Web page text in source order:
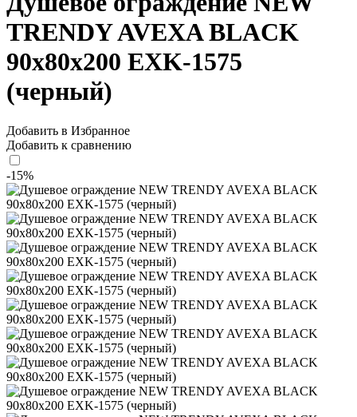
TRENDY AVEXA BLACK
90x80x200 EXK-1575
(черный)
Добавить в Избранное
Добавить к сравнению
-15%